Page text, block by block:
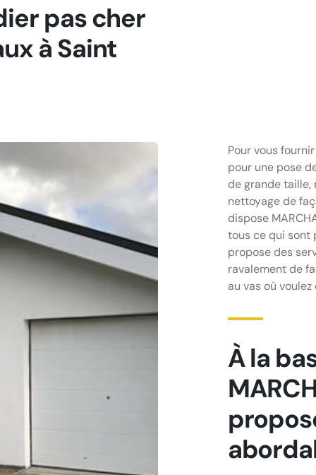
pas cher
à Saint
Pour vous
pour une pose
de grande
nettoyage de
dispose
tous ce qui sont
propose des
ravalement de
au vas où
À la